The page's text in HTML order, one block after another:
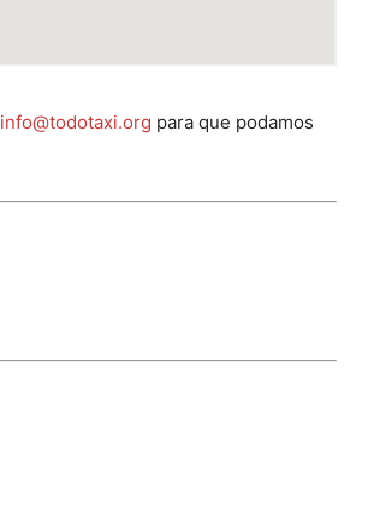
info@todotaxi.org para que podamos